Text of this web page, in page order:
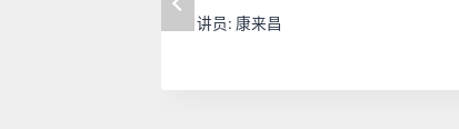
讲员: 康来昌